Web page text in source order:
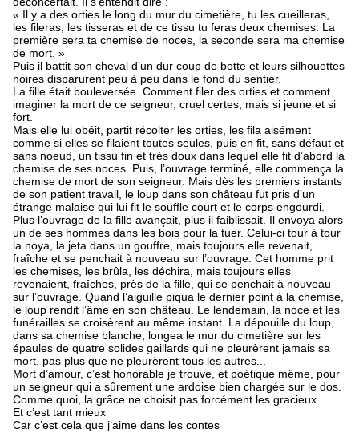
« Il y a des orties le long du mur du cimetière, tu les cueilleras,
les fileras, les tisseras et de ce tissu tu feras deux chemises. La
première sera ta chemise de noces, la seconde sera ma chemise
de mort. »
Puis il battit son cheval d’un dur coup de botte et leurs silhouettes
noires disparurent peu à peu dans le fond du sentier.
La fille était bouleversée. Comment filer des orties et comment
imaginer la mort de ce seigneur, cruel certes, mais si jeune et si
fort.
Mais elle lui obéit, partit récolter les orties, les fila aisément
comme si elles se filaient toutes seules, puis en fit, sans défaut et
sans noeud, un tissu fin et très doux dans lequel elle fit d’abord la
chemise de ses noces. Puis, l’ouvrage terminé, elle commença la
chemise de mort de son seigneur. Mais dès les premiers instants
de son patient travail, le loup dans son château fut pris d’un
étrange malaise qui lui fit le souffle court et le corps engourdi.
Plus l’ouvrage de la fille avançait, plus il faiblissait. Il envoya alors
un de ses hommes dans les bois pour la tuer. Celui-ci tour à tour
la noya, la jeta dans un gouffre, mais toujours elle revenait,
fraîche et se penchait à nouveau sur l’ouvrage. Cet homme prit
les chemises, les brûla, les déchira, mais toujours elles
revenaient, fraîches, près de la fille, qui se penchait à nouveau
sur l’ouvrage. Quand l’aiguille piqua le dernier point à la chemise,
le loup rendit l’âme en son château. Le lendemain, la noce et les
funérailles se croisèrent au même instant. La dépouille du loup,
dans sa chemise blanche, longea le mur du cimetière sur les
épaules de quatre solides gaillards qui ne pleurèrent jamais sa
mort, pas plus que ne pleurèrent tous les autres...
Mort d’amour, c’est honorable je trouve, et poétique même, pour
un seigneur qui a sûrement une ardoise bien chargée sur le dos.
Comme quoi, la grâce ne choisit pas forcément les gracieux
Et c’est tant mieux
Car c’est cela que j’aime dans les contes